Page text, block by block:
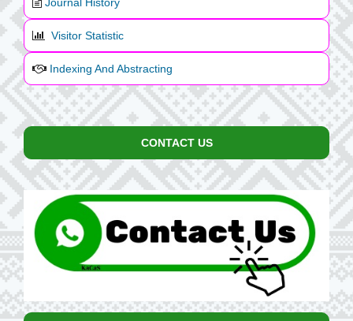
Visitor Statistic
Indexing And Abstracting
CONTACT US